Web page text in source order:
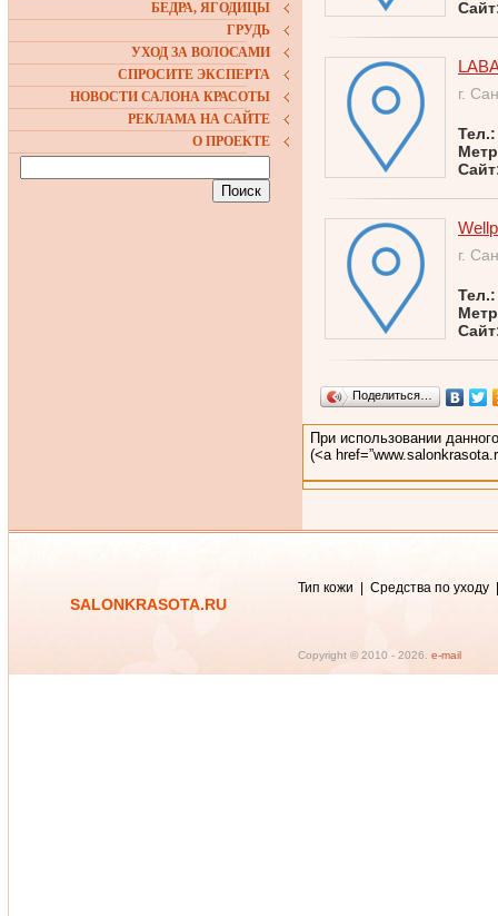
БЕДРА, ЯГОДИЦЫ
ГРУДЬ
УХОД ЗА ВОЛОСАМИ
СПРОСИТЕ ЭКСПЕРТА
НОВОСТИ САЛОНА КРАСОТЫ
РЕКЛАМА НА САЙТЕ
О ПРОЕКТЕ
г.
г.
Поделиться…
При использовании
(<a
SALONKRASOTA.RU
Тип кожи Средства по уходу
Copyright © 2010 - 2026. e-mail